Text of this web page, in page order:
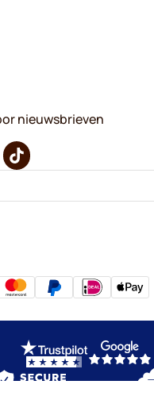
nieuwsbrieven